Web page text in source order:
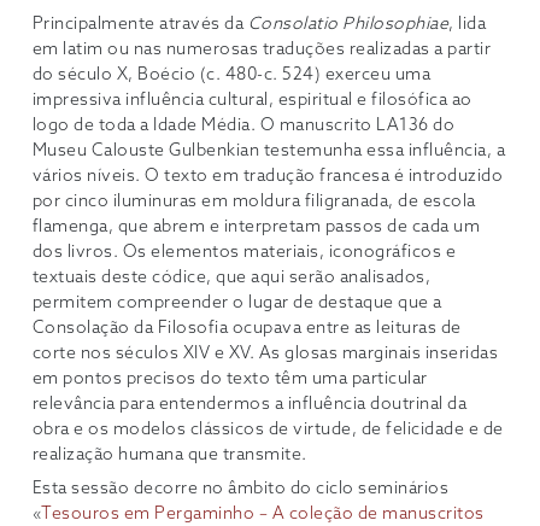
Principalmente através da Consolatio Philosophiae, lida
em latim ou nas numerosas traduções realizadas a partir
do século X, Boécio (c. 480-c. 524) exerceu uma
impressiva influência cultural, espiritual e filosófica ao
logo de toda a Idade Média. O manuscrito LA136 do
Museu Calouste Gulbenkian testemunha essa influência, a
vários níveis. O texto em tradução francesa é introduzido
por cinco iluminuras em moldura filigranada, de escola
flamenga, que abrem e interpretam passos de cada um
dos livros. Os elementos materiais, iconográficos e
textuais deste códice, que aqui serão analisados,
permitem compreender o lugar de destaque que a
Consolação da Filosofia ocupava entre as leituras de
corte nos séculos XIV e XV. As glosas marginais inseridas
em pontos precisos do texto têm uma particular
relevância para entendermos a influência doutrinal da
obra e os modelos clássicos de virtude, de felicidade e de
realização humana que transmite.
Esta sessão decorre no âmbito do ciclo seminários
« Tesouros em Pergaminho – A coleção de manuscritos